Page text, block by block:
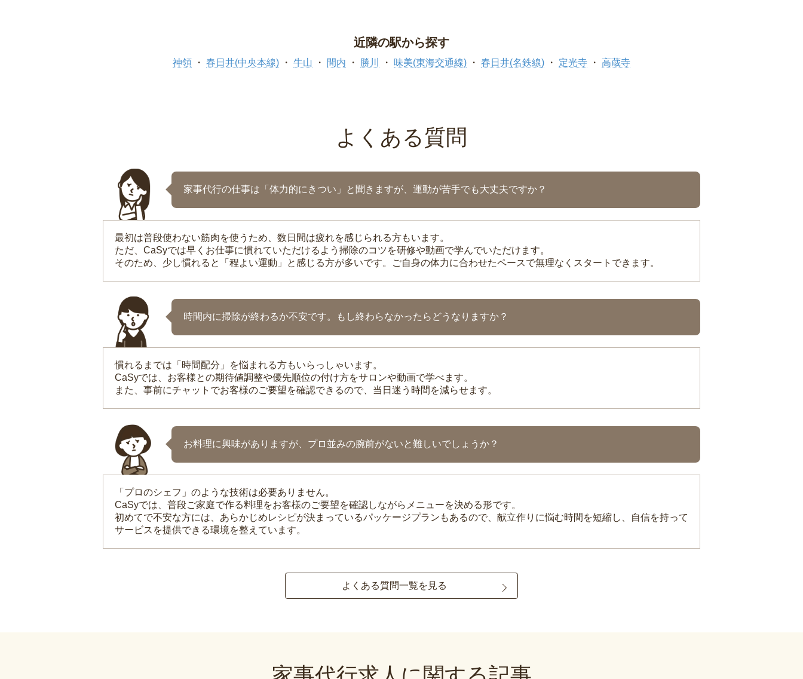
近隣の駅から探す
神領 春日井(中央本線) 牛山 間内 勝川 味美(東海交通線) 春日井(名鉄線) 定光寺 高蔵寺
よくある質問
家事代行の仕事は「体力的にきつい」と聞きますが、運動が苦手でも大丈夫ですか？
最初は普段使わない筋肉を使うため、数日間は疲れを感じられる方もいます。
ただ、CaSyでは早くお仕事に慣れていただけるよう掃除のコツを研修や動画で学んでいただけます。
そのため、少し慣れると「程よい運動」と感じる方が多いです。ご自身の体力に合わせたペースで無理なくスタートできます。
時間内に掃除が終わるか不安です。もし終わらなかったらどうなりますか？
慣れるまでは「時間配分」を悩まれる方もいらっしゃいます。
CaSyでは、お客様との期待値調整や優先順位の付け方をサロンや動画で学べます。
また、事前にチャットでお客様のご要望を確認できるので、当日迷う時間を減らせます。
お料理に興味がありますが、プロ並みの腕前がないと難しいでしょうか？
「プロのシェフ」のような技術は必要ありません。
CaSyでは、普段ご家庭で作る料理をお客様のご要望を確認しながらメニューを決める形です。
初めてで不安な方には、あらかじめレシピが決まっているパッケージプランもあるので、献立作りに悩む時間を短縮し、自信を持って
サービスを提供できる環境を整えています。
よくある質問一覧を見る